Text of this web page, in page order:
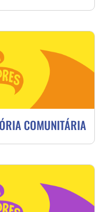
COMUNITÁRIA